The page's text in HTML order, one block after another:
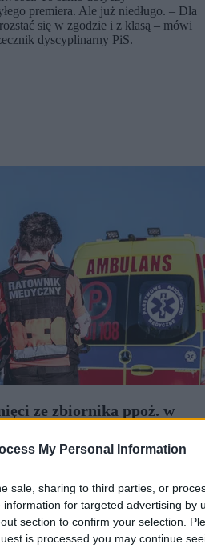
My Personal Information
sale, sharing to third parties, or
for targeted advertising by
section to confirm your selection.
is processed you may continue
premiera. Ale już niedługo. – Dla
się w zgodzie i z klasą – mówi
dyscyplinarny PiS.
ze zbiornika ppoż. w
dwóch chłopców w wieku 9 i
a strażacy i ratownicy
czynności życiowe. Policja
nadzorem prokuratury.